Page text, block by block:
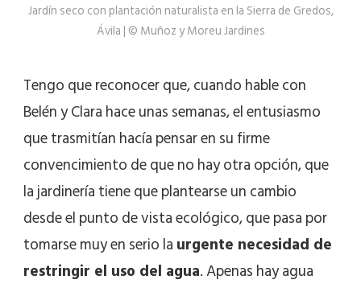
Jardín seco con plantación naturalista en la Sierra de Gredos,
Ávila | © Muñoz y Moreu Jardines
Tengo que reconocer que, cuando hable con
Belén y Clara hace unas semanas, el entusiasmo
que trasmitían hacía pensar en su firme
convencimiento de que no hay otra opción, que
la jardinería tiene que plantearse un cambio
desde el punto de vista ecológico, que pasa por
tomarse muy en serio laurgente necesidad de
restringir el uso del agua. Apenas hay agua